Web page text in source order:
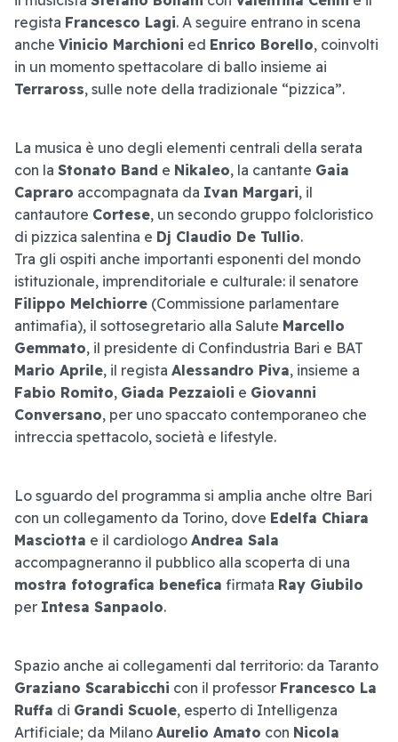
regista Francesco Lagi. A seguire entrano in scena
anche Vinicio Marchioni ed Enrico Borello, coinvolti
in un momento spettacolare di ballo insieme ai
Terraross, sulle note della tradizionale “pizzica”.
La musica è uno degli elementi centrali della serata
con la Stonato Band e Nikaleo, la cantante Gaia
Capraro accompagnata da Ivan Margari, il
cantautore Cortese, un secondo gruppo folcloristico
di pizzica salentina e Dj Claudio De Tullio.
Tra gli ospiti anche importanti esponenti del mondo
istituzionale, imprenditoriale e culturale: il senatore
Filippo Melchiorre (Commissione parlamentare
antimafia), il sottosegretario alla Salute Marcello
Gemmato, il presidente di Confindustria Bari e BAT
Mario Aprile, il regista Alessandro Piva, insieme a
Fabio Romito, Giada Pezzaioli e Giovanni
Conversano, per uno spaccato contemporaneo che
intreccia spettacolo, società e lifestyle.
Lo sguardo del programma si amplia anche oltre Bari
con un collegamento da Torino, dove Edelfa Chiara
Masciotta e il cardiologo Andrea Sala
accompagneranno il pubblico alla scoperta di una
mostra fotografica benefica firmata Ray Giubilo
per Intesa Sanpaolo.
Spazio anche ai collegamenti dal territorio: da Taranto
Graziano Scarabicchi con il professor Francesco La
Ruffa di Grandi Scuole, esperto di Intelligenza
Artificiale; da Milano Aurelio Amato con Nicola